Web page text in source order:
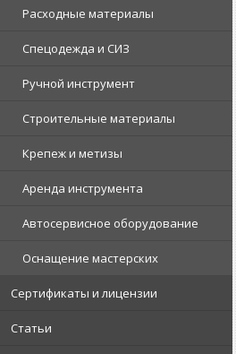
Расходные материалы
Спецодежда и СИЗ
Ручной инструмент
Строительные материалы
Крепеж и метизы
Аренда инструмента
Автосервисное оборудование
Оснащение мастерских
Сертификаты и лицензии
Статьи